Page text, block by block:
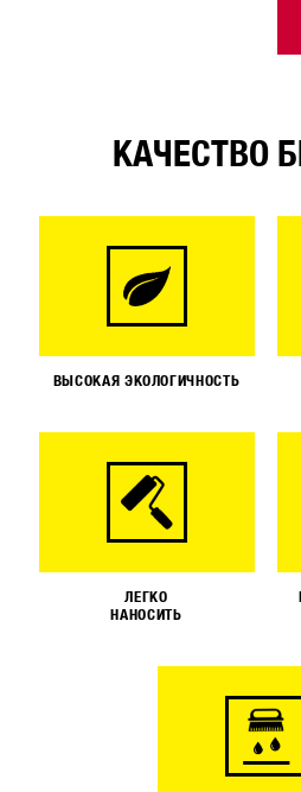
КАЧЕСТВО
ВЫСОКАЯ ЭКОЛОГИЧНОСТЬ
ЛЕГКО
НАНОСИТЬ